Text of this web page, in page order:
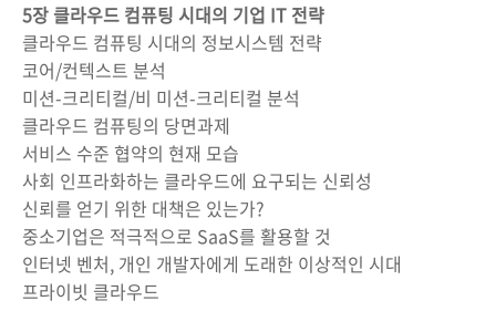
5장 클라우드 컴퓨팅 시대의 기업 IT 전략
클라우드 컴퓨팅 시대의 정보시스템 전략
코어/컨텍스트 분석
미션-크리티컬/비 미션-크리티컬 분석
클라우드 컴퓨팅의 당면과제
서비스 수준 협약의 현재 모습
사회 인프라화하는 클라우드에 요구되는 신뢰성
신뢰를 얻기 위한 대책은 있는가?
중소기업은 적극적으로 SaaS를 활용할 것
인터넷 벤처, 개인 개발자에게 도래한 이상적인 시대
프라이빗 클라우드